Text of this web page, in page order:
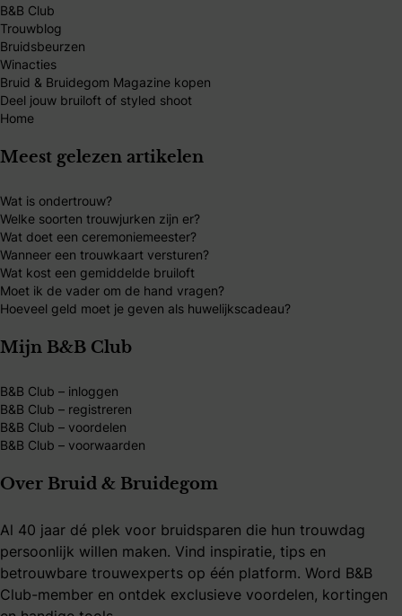
B&B Club
Trouwblog
Bruidsbeurzen
Winacties
Bruid & Bruidegom Magazine kopen
Deel jouw bruiloft of styled shoot
Home
Meest gelezen artikelen
Wat is ondertrouw?
Welke soorten trouwjurken zijn er?
Wat doet een ceremoniemeester?
Wanneer een trouwkaart versturen?
Wat kost een gemiddelde bruiloft
Moet ik de vader om de hand vragen?
Hoeveel geld moet je geven als huwelijkscadeau?
Mijn B&B Club
B&B Club – inloggen
B&B Club – registreren
B&B Club – voordelen
B&B Club – voorwaarden
Over Bruid & Bruidegom
Al 40 jaar dé plek voor bruidsparen die hun trouwdag
persoonlijk willen maken. Vind inspiratie, tips en
betrouwbare trouwexperts op één platform. Word B&B
Club-member en ontdek exclusieve voordelen, kortingen